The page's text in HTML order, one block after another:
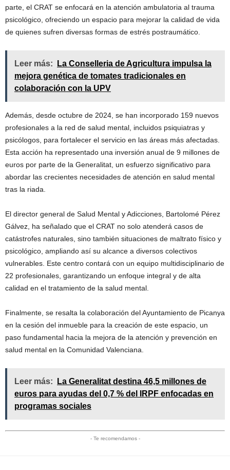
parte, el CRAT se enfocará en la atención ambulatoria al trauma
psicológico, ofreciendo un espacio para mejorar la calidad de vida
de quienes sufren diversas formas de estrés postraumático.
Leer más:
La Conselleria de Agricultura impulsa la
mejora genética de tomates tradicionales en
colaboración con la UPV
Además, desde octubre de 2024, se han incorporado 159 nuevos
profesionales a la red de salud mental, incluidos psiquiatras y
psicólogos, para fortalecer el servicio en las áreas más afectadas.
Esta acción ha representado una inversión anual de 9 millones de
euros por parte de la Generalitat, un esfuerzo significativo para
abordar las crecientes necesidades de atención en salud mental
tras la riada.
El director general de Salud Mental y Adicciones, Bartolomé Pérez
Gálvez, ha señalado que el CRAT no solo atenderá casos de
catástrofes naturales, sino también situaciones de maltrato físico y
psicológico, ampliando así su alcance a diversos colectivos
vulnerables. Este centro contará con un equipo multidisciplinario de
22 profesionales, garantizando un enfoque integral y de alta
calidad en el tratamiento de la salud mental.
Finalmente, se resalta la colaboración del Ayuntamiento de Picanya
en la cesión del inmueble para la creación de este espacio, un
paso fundamental hacia la mejora de la atención y prevención en
salud mental en la Comunidad Valenciana.
Leer más:
La Generalitat destina 46,5 millones de
euros para ayudas del 0,7 % del IRPF enfocadas en
programas sociales
- Te recomendamos -